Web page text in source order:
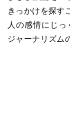
きっかけを探す
人の感情にじ
ジャーナリズム